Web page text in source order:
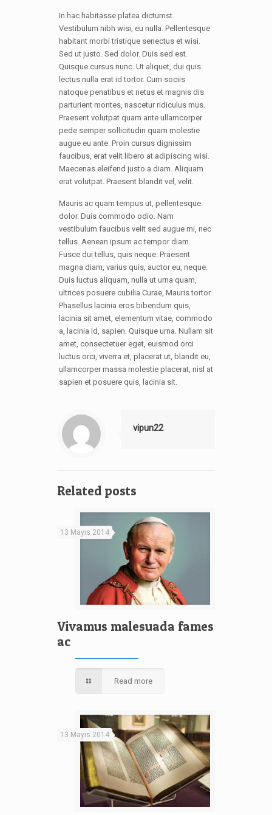
In hac habitasse platea dictumst.
Vestibulum nibh wisi, eu nulla. Pellentesque
habitant morbi tristique senectus et wisi.
Sed ut justo. Sed dolor. Duis sed est.
Quisque cursus nunc. Ut aliquet, dui quis
lectus nulla erat id tortor. Cum sociis
natoque penatibus et netus et magnis dis
parturient montes, nascetur ridiculus mus.
Praesent volutpat quam ante ullamcorper
pede semper sollicitudin quam molestie
augue eu ante. Proin cursus dignissim
faucibus, erat velit libero at adipiscing wisi.
Maecenas eleifend justo a diam. Aliquam
erat volutpat. Praesent blandit vel, velit.
Mauris ac quam tempus ut, pellentesque
dolor. Duis commodo odio. Nam
vestibulum faucibus velit sed augue mi, nec
tellus. Aenean ipsum ac tempor diam.
Fusce dui tellus, quis neque. Praesent
magna diam, varius quis, auctor eu, neque.
Duis luctus aliquam, nulla ut urna quam,
ultrices posuere cubilia Curae, Mauris tortor.
Phasellus lacinia eros bibendum quis,
lacinia sit amet, elementum vitae, commodo
a, lacinia id, sapien. Quisque urna. Nullam sit
amet, consectetuer eget, euismod orci
luctus orci, viverra et, placerat ut, blandit eu,
ullamcorper massa molestie placerat, nisl at
sapien et posuere quis, lacinia sit.
vipun22
Related posts
13 Mayıs 2014
Vivamus malesuada fames
ac
Read more
13 Mayıs 2014